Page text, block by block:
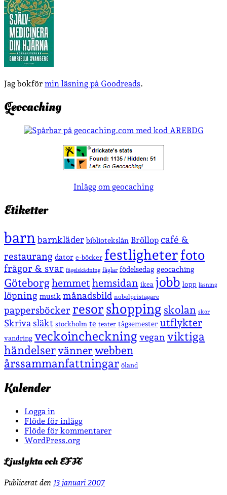
Jag bokför min läsning på Goodreads.
Geocaching
Inlägg om geocaching
Etiketter
barnbarnkläder bibliotekslån Bröllop café &
restaurang dator e-böcker festligheterfoto
frågor & svar fågelskådning fåglar födelsedag geocaching
Göteborghemmet hemsidan ikea jobb lopp läsning
löpning musik månadsbild nobelpristagare
pappersböcker resor shopping skolan skor
Skriva släkt stockholm te teater tågsemester utflykter
vandring veckoincheckning vegan viktiga
händelservänner webben
årssammanfattningar öland
Kalender
Logga in
Flöde för inlägg
Flöde för kommentarer
WordPress.org
Ljuslykta och EFIT
Publicerat den 13 januari 2007